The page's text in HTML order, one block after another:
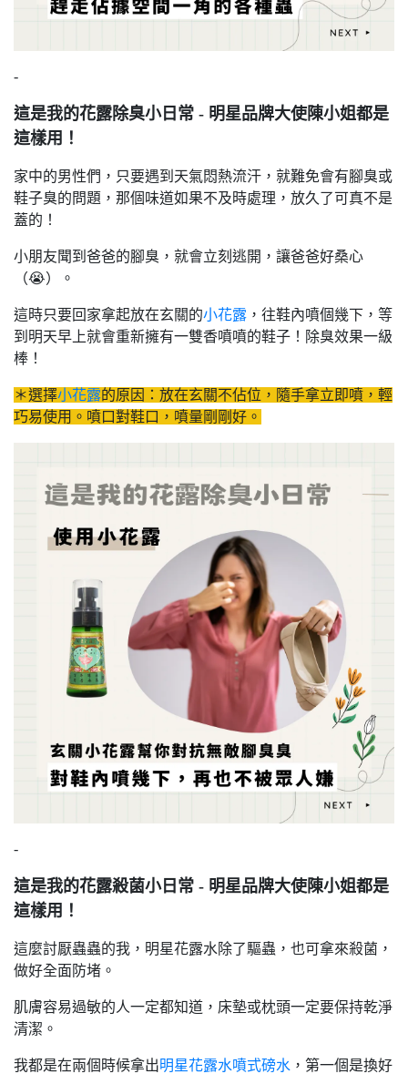
-
這是我的花露除臭小日常 - 明星品牌大使陳小姐都是
這樣用！
家中的男性們，只要遇到天氣悶熱流汗，就難免會有腳臭或
鞋子臭的問題，那個味道如果不及時處理，放久了可真不是
蓋的！
小朋友聞到爸爸的腳臭，就會立刻逃開，讓爸爸好桑心
（😭）。
這時只要回家拿起放在玄關的小花露 ，往鞋內噴個幾下，等
到明天早上就會重新擁有一雙香噴噴的鞋子！除臭效果一級
棒！
＊選擇小花露的原因：放在玄關不佔位，隨手拿立即噴，輕
巧易使用。噴口對鞋口，噴量剛剛好。
-
這是我的花露殺菌小日常 - 明星品牌大使陳小姐都是
這樣用！
這麼討厭蟲蟲的我，明星花露水除了驅蟲，也可拿來殺菌，
做好全面防堵。
肌膚容易過敏的人一定都知道，床墊或枕頭一定要保持乾淨
清潔。
我都是在兩個時候拿出明星花露水噴式磅水 ，第一個是換好